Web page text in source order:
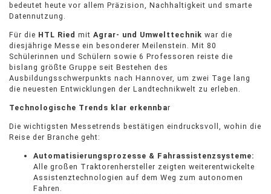
bedeutet heute vor allem Präzision, Nachhaltigkeit und smarte
Datennutzung.
Für die HTL Ried mit Agrar- und Umwelttechnik war die
diesjährige Messe ein besonderer Meilenstein. Mit 80
Schülerinnen und Schülern sowie 6 Professoren reiste die
bislang größte Gruppe seit Bestehen des
Ausbildungsschwerpunkts nach Hannover, um zwei Tage lang
die neuesten Entwicklungen der Landtechnikwelt zu erleben.
Technologische Trends klar erkennbar
Die wichtigsten Messetrends bestätigen eindrucksvoll, wohin die
Reise der Branche geht:
Automatisierungsprozesse & Fahrassistenzsysteme:
Alle großen Traktorenhersteller zeigten weiterentwickelte
Assistenztechnologien auf dem Weg zum autonomen
Fahren.